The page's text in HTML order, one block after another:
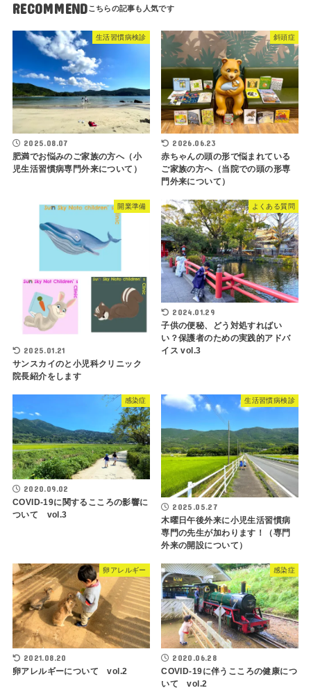
RECOMMEND
生活習慣病検診
2025.08.07
肥満でお悩みのご家族の方へ（小
児生活習慣病専門外来について）
斜頭症
2026.06.23
赤ちゃんの頭の形で悩まれている
ご家族の方へ（当院での頭の形専
門外来について）
開業準備
2025.01.21
サンスカイのと小児科クリニック
院長紹介をします
よくある質問
2024.01.29
子供の便秘、どう対処すればい
い？保護者のための実践的アドバ
イス vol.3
感染症
2020.09.02
COVID-19に関するこころの影響に
ついて vol.3
生活習慣病検診
2025.05.27
木曜日午後外来に小児生活習慣病
専門の先生が加わります！（専門
外来の開設について）
卵アレルギー
2021.08.20
卵アレルギーについて vol.2
感染症
2020.06.28
COVID-19に伴うこころの健康につ
いて vol.2